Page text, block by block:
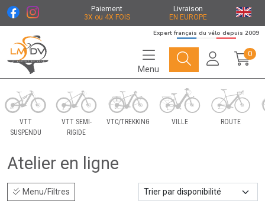
Paiement
3X ou 4X FOIS
Livraison
EN EUROPE
Le Marché du Vélo Votre distributeurs de vélo
Expert français du vélo depuis 2009
Menu
0
VTT
SUSPENDU
VTT SEMI-
RIGIDE
VTC/TREKKING VILLE ROUTE
Atelier en ligne
Menu/Filtres